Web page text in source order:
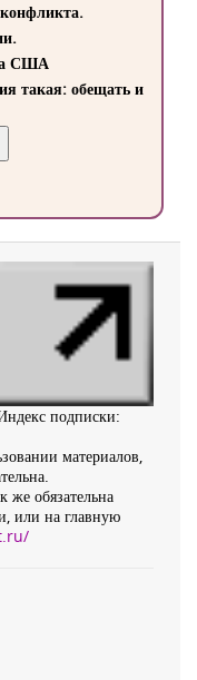
США
такая: обещать и
подписки:
материалов,
же обязательна
или на главную